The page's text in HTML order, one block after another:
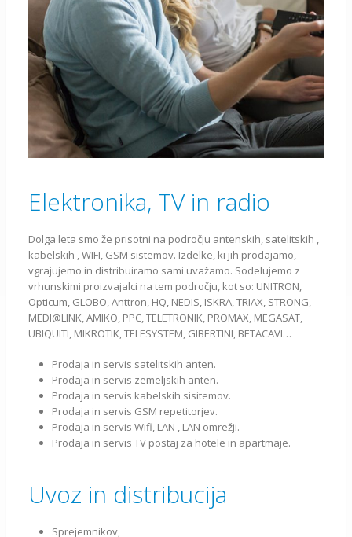
Elektronika, TV in radio
Dolga leta smo že prisotni na področju antenskih, satelitskih ,
kabelskih , WIFI, GSM sistemov. Izdelke, ki jih prodajamo,
vgrajujemo in distribuiramo sami uvažamo. Sodelujemo z
vrhunskimi proizvajalci na tem področju, kot so: UNITRON,
Opticum, GLOBO, Anttron, HQ, NEDIS, ISKRA, TRIAX, STRONG,
MEDI@LINK, AMIKO, PPC, TELETRONIK, PROMAX, MEGASAT,
UBIQUITI, MIKROTIK, TELESYSTEM, GIBERTINI, BETACAVI…
Prodaja in servis satelitskih anten.
Prodaja in servis zemeljskih anten.
Prodaja in servis kabelskih sisitemov.
Prodaja in servis GSM repetitorjev.
Prodaja in servis Wifi, LAN , LAN omrežji.
Prodaja in servis TV postaj za hotele in apartmaje.
Uvoz in distribucija
Sprejemnikov,